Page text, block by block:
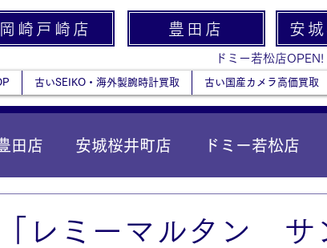
岡崎戸崎店 豊田店 安
ドミー若松店OPEN!
古いSEIKO・海外製腕時計買取 古い国産カメラ高価買取
田店 安城桜井町店 ドミー若松店
）
レミーマルタン サ